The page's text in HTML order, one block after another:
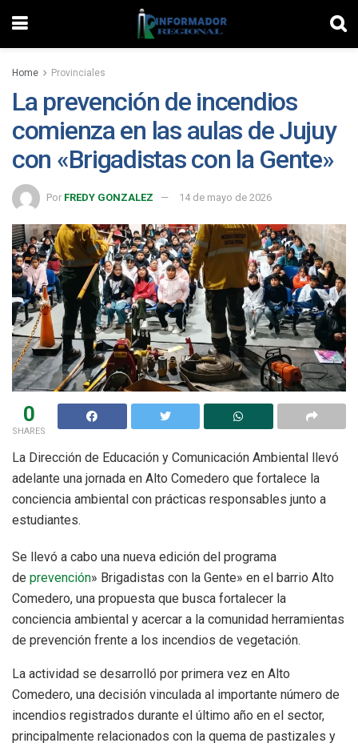
Home Provinciales
La prevención de incendios
comienza en las aulas de Jujuy
con «Brigadistas con la Gente»
Por FREDY GONZALEZ 14 de mayo de 2026
0
SHARES
La Dirección de Educación y Comunicación Ambiental llevó
adelante una jornada en Alto Comedero que fortalece la
conciencia ambiental con prácticas responsables junto a
estudiantes.
Se llevó a cabo una nueva edición del programa
de prevención» Brigadistas con la Gente» en el barrio Alto
Comedero, una propuesta que busca fortalecer la
conciencia ambiental y acercar a la comunidad herramientas
de prevención frente a los incendios de vegetación.
La actividad se desarrolló por primera vez en Alto
Comedero, una decisión vinculada al importante número de
incendios registrados durante el último año en el sector,
principalmente relacionados con la quema de pastizales y